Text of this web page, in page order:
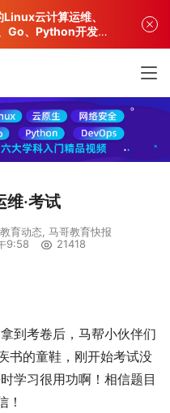
·考试
育动态 马哥教育快报
9:58
21418
到考卷后，马帮小伙伴们
书的童鞋，刚开始考试没
学习很用功啊！相信题目
！
云计算运维、
Go、Python开发专